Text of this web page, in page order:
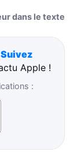
dans le texte
Suivez
Apple !
: